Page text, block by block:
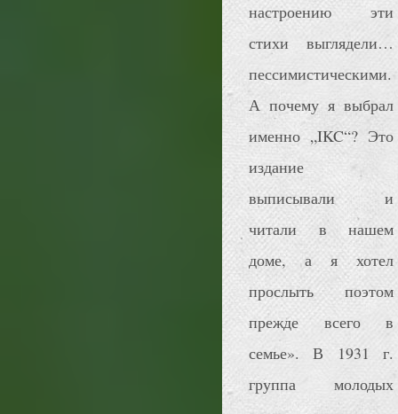
настроению эти
стихи выглядели…
пессимистическими.
А почему я выбрал
именно „IKC“? Это
издание
выписывали и
читали в нашем
доме, а я хотел
прослыть поэтом
прежде всего в
семье». В 1931 г.
группа молодых